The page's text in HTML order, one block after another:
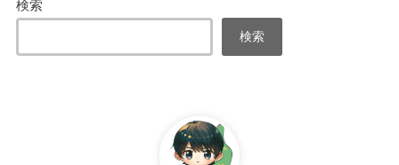
検索
検索